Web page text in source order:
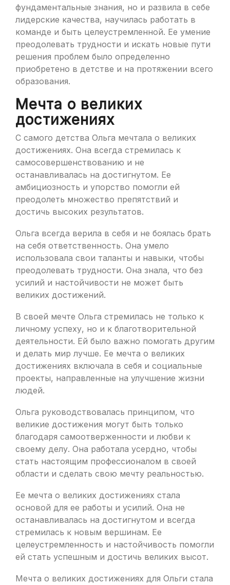
фундаментальные знания, но и развила в себе
лидерские качества, научилась работать в
команде и быть целеустремленной. Ее умение
преодолевать трудности и искать новые пути
решения проблем было определенно
приобретено в детстве и на протяжении всего
образования.
Мечта о великих
достижениях
С самого детства Ольга мечтала о великих
достижениях. Она всегда стремилась к
самосовершенствованию и не
останавливалась на достигнутом. Ее
амбициозность и упорство помогли ей
преодолеть множество препятствий и
достичь высоких результатов.
Ольга всегда верила в себя и не боялась брать
на себя ответственность. Она умело
использовала свои таланты и навыки, чтобы
преодолевать трудности. Она знала, что без
усилий и настойчивости не может быть
великих достижений.
В своей мечте Ольга стремилась не только к
личному успеху, но и к благотворительной
деятельности. Ей было важно помогать другим
и делать мир лучше. Ее мечта о великих
достижениях включала в себя и социальные
проекты, направленные на улучшение жизни
людей.
Ольга руководствовалась принципом, что
великие достижения могут быть только
благодаря самоотверженности и любви к
своему делу. Она работала усердно, чтобы
стать настоящим профессионалом в своей
области и сделать свою мечту реальностью.
Ее мечта о великих достижениях стала
основой для ее работы и усилий. Она не
останавливалась на достигнутом и всегда
стремилась к новым вершинам. Ее
целеустремленность и настойчивость помогли
ей стать успешным и достичь великих высот.
Мечта о великих достижениях для Ольги стала